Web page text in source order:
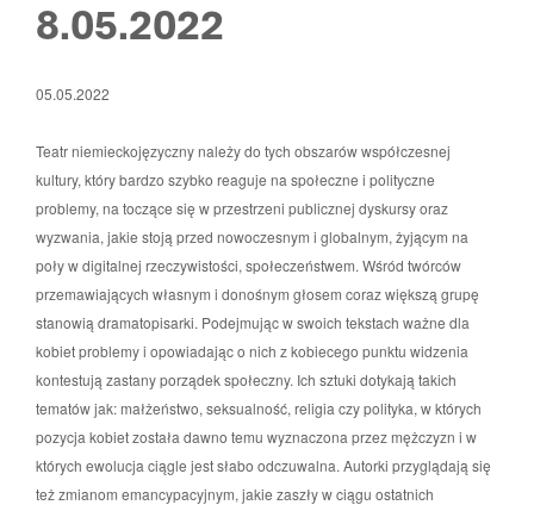
8.05.2022
05.05.2022
Teatr niemieckojęzyczny należy do tych obszarów współczesnej
kultury, który bardzo szybko reaguje na społeczne i polityczne
problemy, na toczące się w przestrzeni publicznej dyskursy oraz
wyzwania, jakie stoją przed nowoczesnym i globalnym, żyjącym na
poły w digitalnej rzeczywistości, społeczeństwem. Wśród twórców
przemawiających własnym i donośnym głosem coraz większą grupę
stanowią dramatopisarki. Podejmując w swoich tekstach ważne dla
kobiet problemy i opowiadając o nich z kobiecego punktu widzenia
kontestują zastany porządek społeczny. Ich sztuki dotykają takich
tematów jak: małżeństwo, seksualność, religia czy polityka, w których
pozycja kobiet została dawno temu wyznaczona przez mężczyzn i w
których ewolucja ciągle jest słabo odczuwalna. Autorki przyglądają się
też zmianom emancypacyjnym, jakie zaszły w ciągu ostatnich